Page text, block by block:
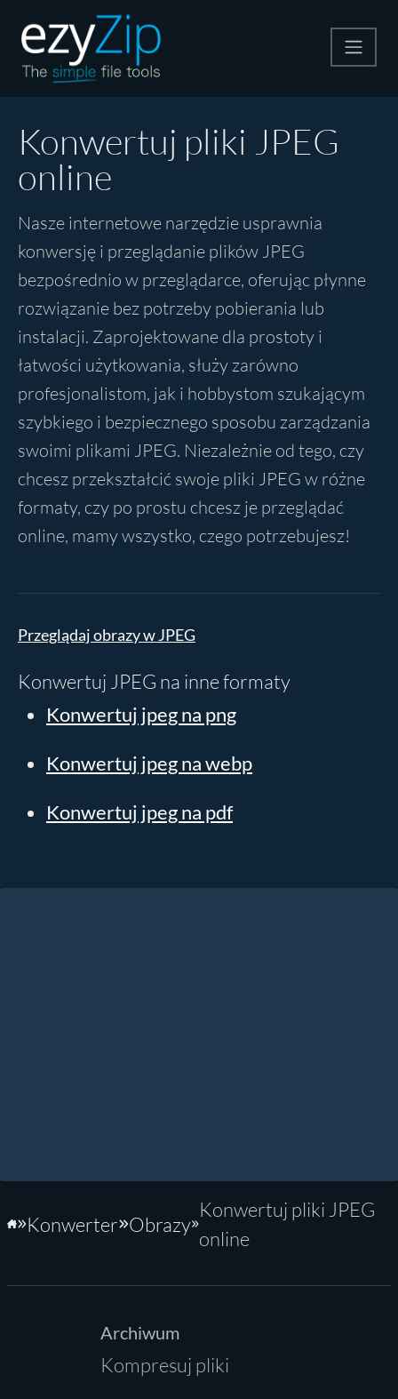
Rozpakuj
Konwerter
Inne narzędzia
Konwertuj pliki JPEG
online
Nasze internetowe narzędzie usprawnia
konwersję i przeglądanie plików JPEG
bezpośrednio w przeglądarce, oferując płynne
rozwiązanie bez potrzeby pobierania lub
instalacji. Zaprojektowane dla prostoty i
łatwości użytkowania, służy zarówno
profesjonalistom, jak i hobbystom szukającym
szybkiego i bezpiecznego sposobu zarządzania
swoimi plikami JPEG. Niezależnie od tego, czy
chcesz przekształcić swoje pliki JPEG w różne
formaty, czy po prostu chcesz je przeglądać
online, mamy wszystko, czego potrzebujesz!
Przeglądaj obrazy w JPEG
Konwertuj JPEG na inne formaty
Konwertuj jpeg na png
Konwertuj jpeg na webp
Konwertuj jpeg na pdf
Strona główna
Konwerter Obrazy
Konwertuj pliki JPEG
online
Archiwum
Kompresuj pliki